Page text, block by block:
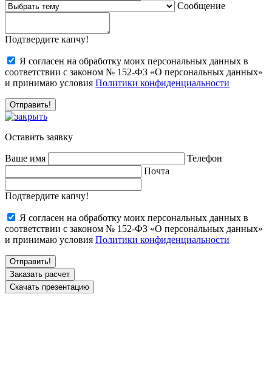
Сообщение
Подтвердите капчу!
Я согласен на обработку моих персональных данных в
соответствии с законом № 152-ФЗ «О персональных данных»
и принимаю условия Политики конфиденциальности
Оставить заявку
Ваше имя
Телефон
Почта
Подтвердите капчу!
Я согласен на обработку моих персональных данных в
соответствии с законом № 152-ФЗ «О персональных данных»
и принимаю условия Политики конфиденциальности
Заказать расчет
Скачать презентацию